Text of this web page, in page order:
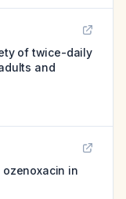
of twice-daily
and
in